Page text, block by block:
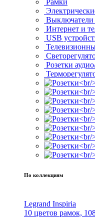
Выключатели
Интернет и
USB
Розетки
По коллекциям
Legrand Inspiria
10 цветов рамок,